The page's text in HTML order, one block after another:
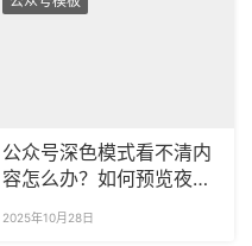
公众号深色模式看不清内
容怎么办？如何预览夜间
2025年10月28日